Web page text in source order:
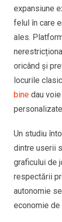
expansiune
felul în care
ales.
oricând și
locurile
bine dau
Un studiu
dintre userii
graficului de
respectării
autonomie
economie de